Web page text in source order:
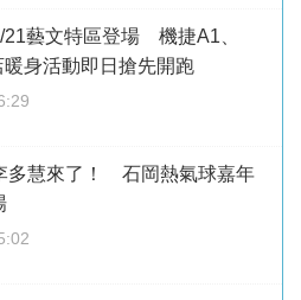
21藝文特區登場 機捷A1、
身活動即日搶先開跑
多慧來了！ 石岡熱氣球嘉年